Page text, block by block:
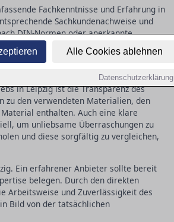
Alle Cookies ablehnen
Datenschutzerklärung
Fachkenntnisse und Erfahrung in
Sachkundenachweise und
DIN-Normen oder anerkannte
die verwendeten Materialien den
In in Leipzig kann die Wahl eines
der
in Leipzig ist die Transparenz des
zu den verwendeten Materialien, den
enthalten. Auch eine klare
um unliebsame Überraschungen zu
und diese sorgfältig zu vergleichen,
Ein erfahrener Anbieter sollte bereit
belegen. Durch den direkten
Arbeitsweise und Zuverlässigkeit des
Bild von der tatsächlichen